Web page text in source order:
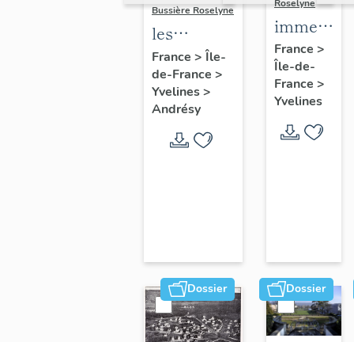
Bussière Roselyne
les
immeubles,
maisons et
fermes du
canton
d'Andrésy
France > Île-
de-France >
Yvelines>
Andrésy
Roselyne
maisons,
fermes
France >
Île-de-
France >
Yvelines
Dossier Dossier